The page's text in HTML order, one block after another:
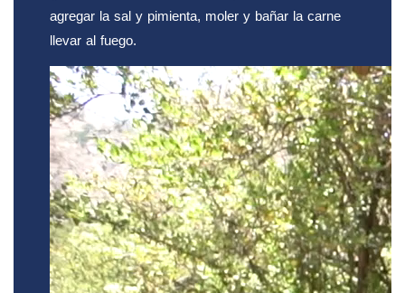
agregar la sal y pimienta, moler y bañar la carne
llevar al fuego.